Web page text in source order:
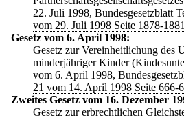
22. Juli 1998, Bundesgesetzblatt
vom 29. Juli 1998 Seite 1878-1881
Gesetz vom 6. April 1998:
Gesetz zur Vereinheitlichung des
minderjähriger Kinder
vom 6. April 1998,
21 vom 14. April 1998 Seite 666-
Zweites Gesetz vom 16. Dezember
Gesetz zur erbrechtlichen